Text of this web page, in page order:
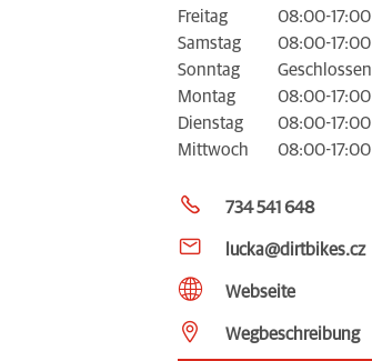
Freitag
08:00-17:00
Samstag
08:00-17:00
Sonntag
Geschlossen
Montag
08:00-17:00
Dienstag
08:00-17:00
Mittwoch
08:00-17:00
734 541 648
lucka@dirtbikes.cz
Webseite
Wegbeschreibung